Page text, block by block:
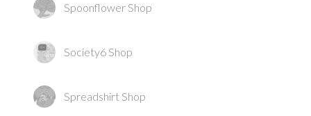
Spoonflower Shop
Society6 Shop
Spreadshirt Shop